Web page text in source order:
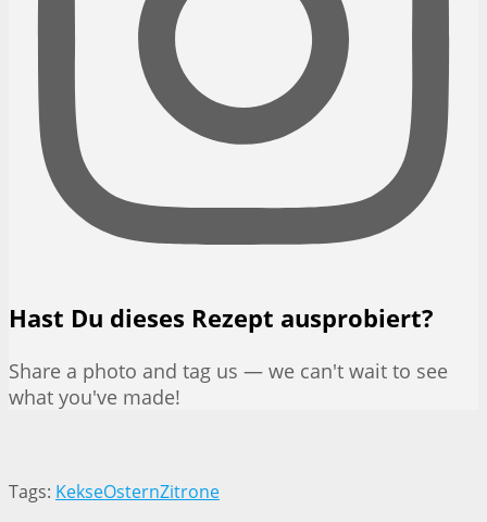
Hast Du dieses Rezept ausprobiert?
Share a photo and tag us — we can't wait to see
what you've made!
Tags: KekseOsternZitrone